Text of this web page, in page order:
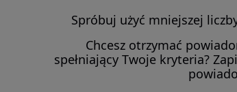
Spróbuj użyć mniejszej
Chcesz otrzymać
spełniający Twoje kryteria?